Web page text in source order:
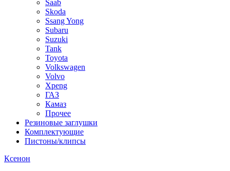
Saab
Skoda
Ssang Yong
Subaru
Suzuki
Tank
Toyota
Volkswagen
Volvo
Xpeng
ГАЗ
Камаз
Прочее
Резиновые заглушки
Комплектующие
Пистоны/клипсы
Ксенон